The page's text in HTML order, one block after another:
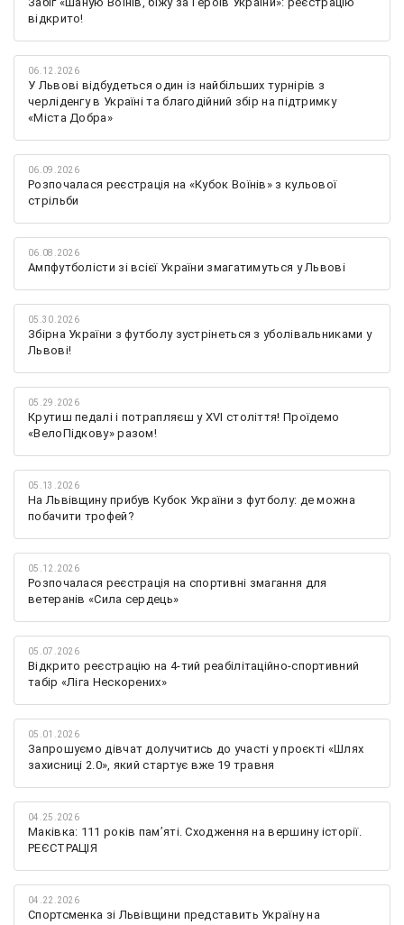
відкрито!
06.12.2026
У Львові відбудеться один із найбільших турнірів з
черліденгу в Україні та благодійний збір на підтримку
«Міста Добра»
06.09.2026
Розпочалася реєстрація на «Кубок Воїнів» з кульової
стрільби
06.08.2026
Ампфутболісти зі всієї України змагатимуться у Львові
05.30.2026
Збірна України з футболу зустрінеться з уболівальниками у
Львові!
05.29.2026
Крутиш педалі і потрапляєш у XVI століття! Проїдемо
«ВелоПідкову» разом!
05.13.2026
На Львівщину прибув Кубок України з футболу: де можна
побачити трофей?
05.12.2026
Розпочалася реєстрація на спортивні змагання для
ветеранів «Сила сердець»
05.07.2026
Відкрито реєстрацію на 4-тий реабілітаційно-спортивний
табір «Ліга Нескорених»
05.01.2026
Запрошуємо дівчат долучитись до участі у проєкті «Шлях
захисниці 2.0», який стартує вже 19 травня
04.25.2026
Маківка: 111 років пам’яті. Сходження на вершину історії.
РЕЄСТРАЦІЯ
04.22.2026
Спортсменка зі Львівщини представить Україну на